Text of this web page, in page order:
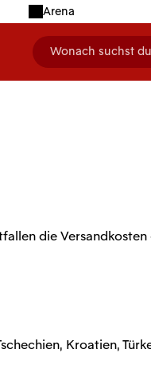
Arena
Wonach suchst
die
Kroatien,